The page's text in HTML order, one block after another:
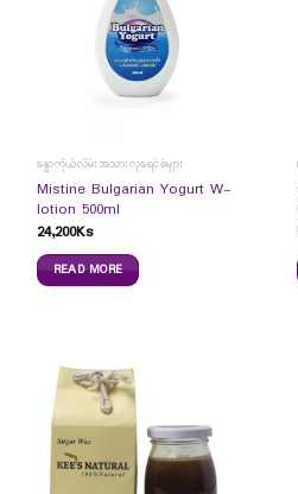
ခန္ဓာကိုယ်လိမ်းအသားလှခရင်ခ်များ
Mistine Bulgarian Yogurt W-
lotion 500ml
24,200Ks
READ MORE